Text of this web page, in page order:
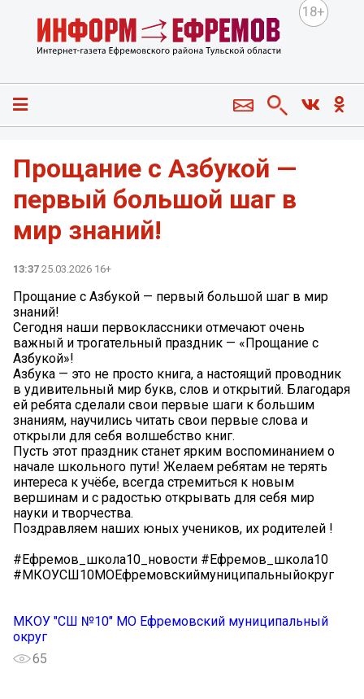
18+
Прощание с Азбукой —
первый большой шаг в
мир знаний!
13:37 25.03.2026 16+
Прощание с Азбукой — первый большой шаг в мир
знаний!
Сегодня наши первоклассники отмечают очень
важный и трогательный праздник — «Прощание с
Азбукой»!
Азбука — это не просто книга, а настоящий проводник
в удивительный мир букв, слов и открытий. Благодаря
ей ребята сделали свои первые шаги к большим
знаниям, научились читать свои первые слова и
открыли для себя волшебство книг.
Пусть этот праздник станет ярким воспоминанием о
начале школьного пути! Желаем ребятам не терять
интереса к учёбе, всегда стремиться к новым
вершинам и с радостью открывать для себя мир
науки и творчества.
Поздравляем наших юных учеников, их родителей !
#Ефремов_школа10_новости #Ефремов_школа10
#МКОУСШ10МОЕфремовскиймуниципальныйокруг
МКОУ "СШ №10" МО Ефремовский муниципальный
округ
65